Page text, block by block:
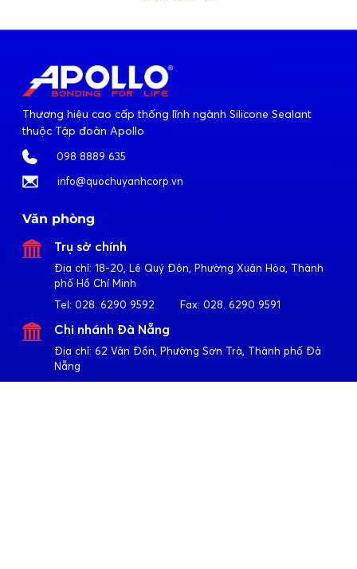
Thương hiệu cao cấp thống lĩnh ngành Silicone Sealant
thuộc Tập đoàn Apollo
098 8889 635
info@quochuyanhcorp.vn
Văn phòng
Trụ sở chính
Địa chỉ: 18-20, Lê Quý Đôn, Phường Xuân Hòa, Thành
phố Hồ Chí Minh
Tel: 028. 6290 9592 Fax: 028. 6290 9591
Chi nhánh Đà Nẵng
Địa chỉ: 62 Vân Đồn, Phường Sơn Trà, Thành phố Đà
Nẵng